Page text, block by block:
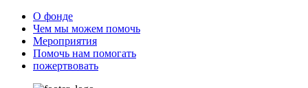
О фонде
Чем мы можем помочь
Мероприятия
Помочь нам помогать
пожертвовать